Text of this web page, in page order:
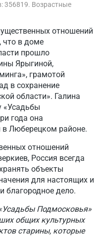
356819. Возрастные
отношений
что в доме
прошло
Ярыгиной,
грамотой
в сохранение
области». Галина
«Усадьбы
года она
в Люберецком районе.
отношений
Россия всегда
объекты
для настоящих и
благородное дело.
Подмосковья»
общих культурных
старины, которые